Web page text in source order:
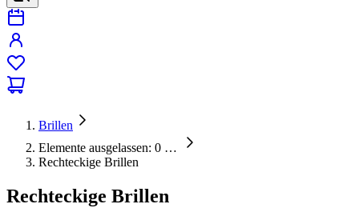
Brillen
Elemente ausgelassen: 0 …
Rechteckige Brillen
Rechteckige Brillen